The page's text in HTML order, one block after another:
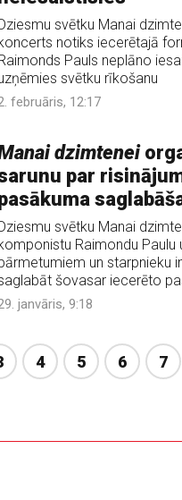
svētku Manai
notiks iecerētajā
Pauls neplāno
svētku rīkošanu
februāris, 12:17
dzimtenei
par
svētku Manai
Raimondu Paulu
un starpnieku
šovasar iecerēto
janvāris, 9:18
4 5 6 7